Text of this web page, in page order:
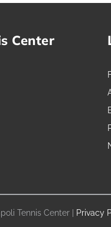
Center
Tennis Center | Privacy